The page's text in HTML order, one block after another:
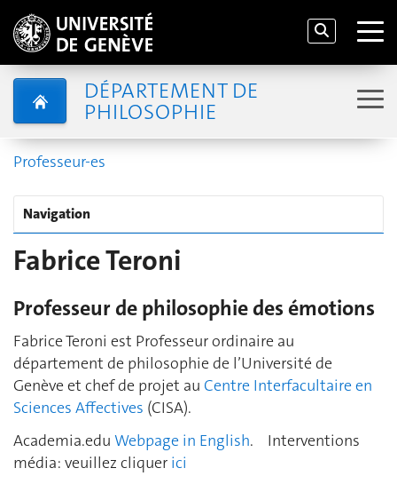
DÉPARTEMENT DE
PHILOSOPHIE
Professeur-es
Navigation
Fabrice Teroni
Professeur de philosophie des émotions
Fabrice Teroni est Professeur ordinaire au
département de philosophie de l’Université de
Genève et chef de projet au Centre Interfacultaire en
Sciences Affectives (CISA).
Academia.edu Webpage in English. Interventions
média: veuillez cliquer ici